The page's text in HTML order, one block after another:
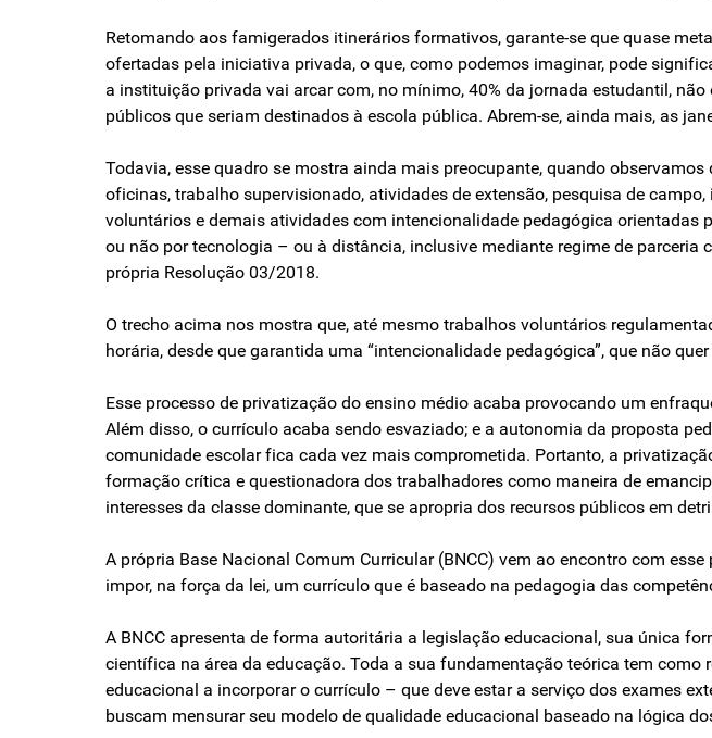
Retomando aos famigerados itinerários formativos, garante-se que quase
ofertadas pela iniciativa privada, o que, como podemos imaginar, pode
a instituição privada vai arcar com, no mínimo, 40% da jornada estudantil,
públicos que seriam destinados à escola pública. Abrem-se, ainda mais, as
Todavia, esse quadro se mostra ainda mais preocupante, quando
oficinas, trabalho supervisionado, atividades de extensão, pesquisa de
voluntários e demais atividades com intencionalidade pedagógica
ou não por tecnologia – ou à distância, inclusive mediante regime de
própria Resolução 03/2018.
O trecho acima nos mostra que, até mesmo trabalhos voluntários
horária, desde que garantida uma “intencionalidade pedagógica”, que não
Esse processo de privatização do ensino médio acaba provocando um
Além disso, o currículo acaba sendo esvaziado; e a autonomia da proposta
comunidade escolar fica cada vez mais comprometida. Portanto, a
formação crítica e questionadora dos trabalhadores como maneira de
interesses da classe dominante, que se apropria dos recursos públicos em
A própria Base Nacional Comum Curricular (BNCC) vem ao encontro com
impor, na força da lei, um currículo que é baseado na pedagogia das
A BNCC apresenta de forma autoritária a legislação educacional, sua única
científica na área da educação. Toda a sua fundamentação teórica tem
educacional a incorporar o currículo – que deve estar a serviço dos exames
buscam mensurar seu modelo de qualidade educacional baseado na lógica